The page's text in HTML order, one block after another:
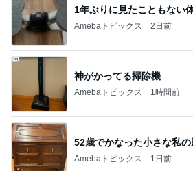
1年ぶりに見たこともない
Amebaトピックス 2日前
神がかってる掃除機
Amebaトピックス 1時間前
52歳でかなった小さな私の
Amebaトピックス 1日前